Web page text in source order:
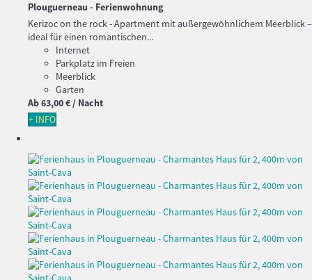
Plouguerneau - Ferienwohnung
Kerizoc on the rock - Apartment mit außergewöhnlichem Meerblick –
ideal für einen romantischen...
Internet
Parkplatz im Freien
Meerblick
Garten
Ab63,00 €/ Nacht
+ INFO